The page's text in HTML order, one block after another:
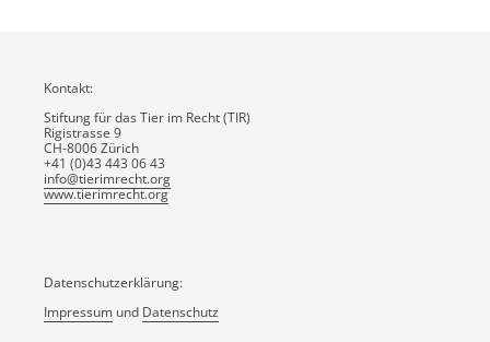
Kontakt:
Stiftung für das Tier im Recht (TIR)
Rigistrasse 9
CH-8006 Zürich
+41 (0)43 443 06 43
info@tierimrecht.org
www.tierimrecht.org
Datenschutzerklärung:
Impressum und Datenschutz